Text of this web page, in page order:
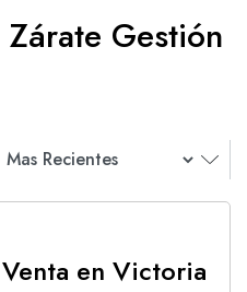
Gestión
en Victoria